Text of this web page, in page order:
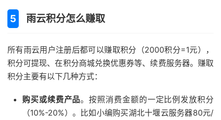
雨云积分怎么赚取
所有雨云用户注册后都可以赚取积分（2000积分=1元），
积分可提现、在积分商城兑换优惠券等、续费服务器。赚取
积分主要有以下几种方式：
购买或续费产品。按照消费金额的一定比例发放积分
（10%-20%）。比如小编购买湖北十堰云服务器80元/